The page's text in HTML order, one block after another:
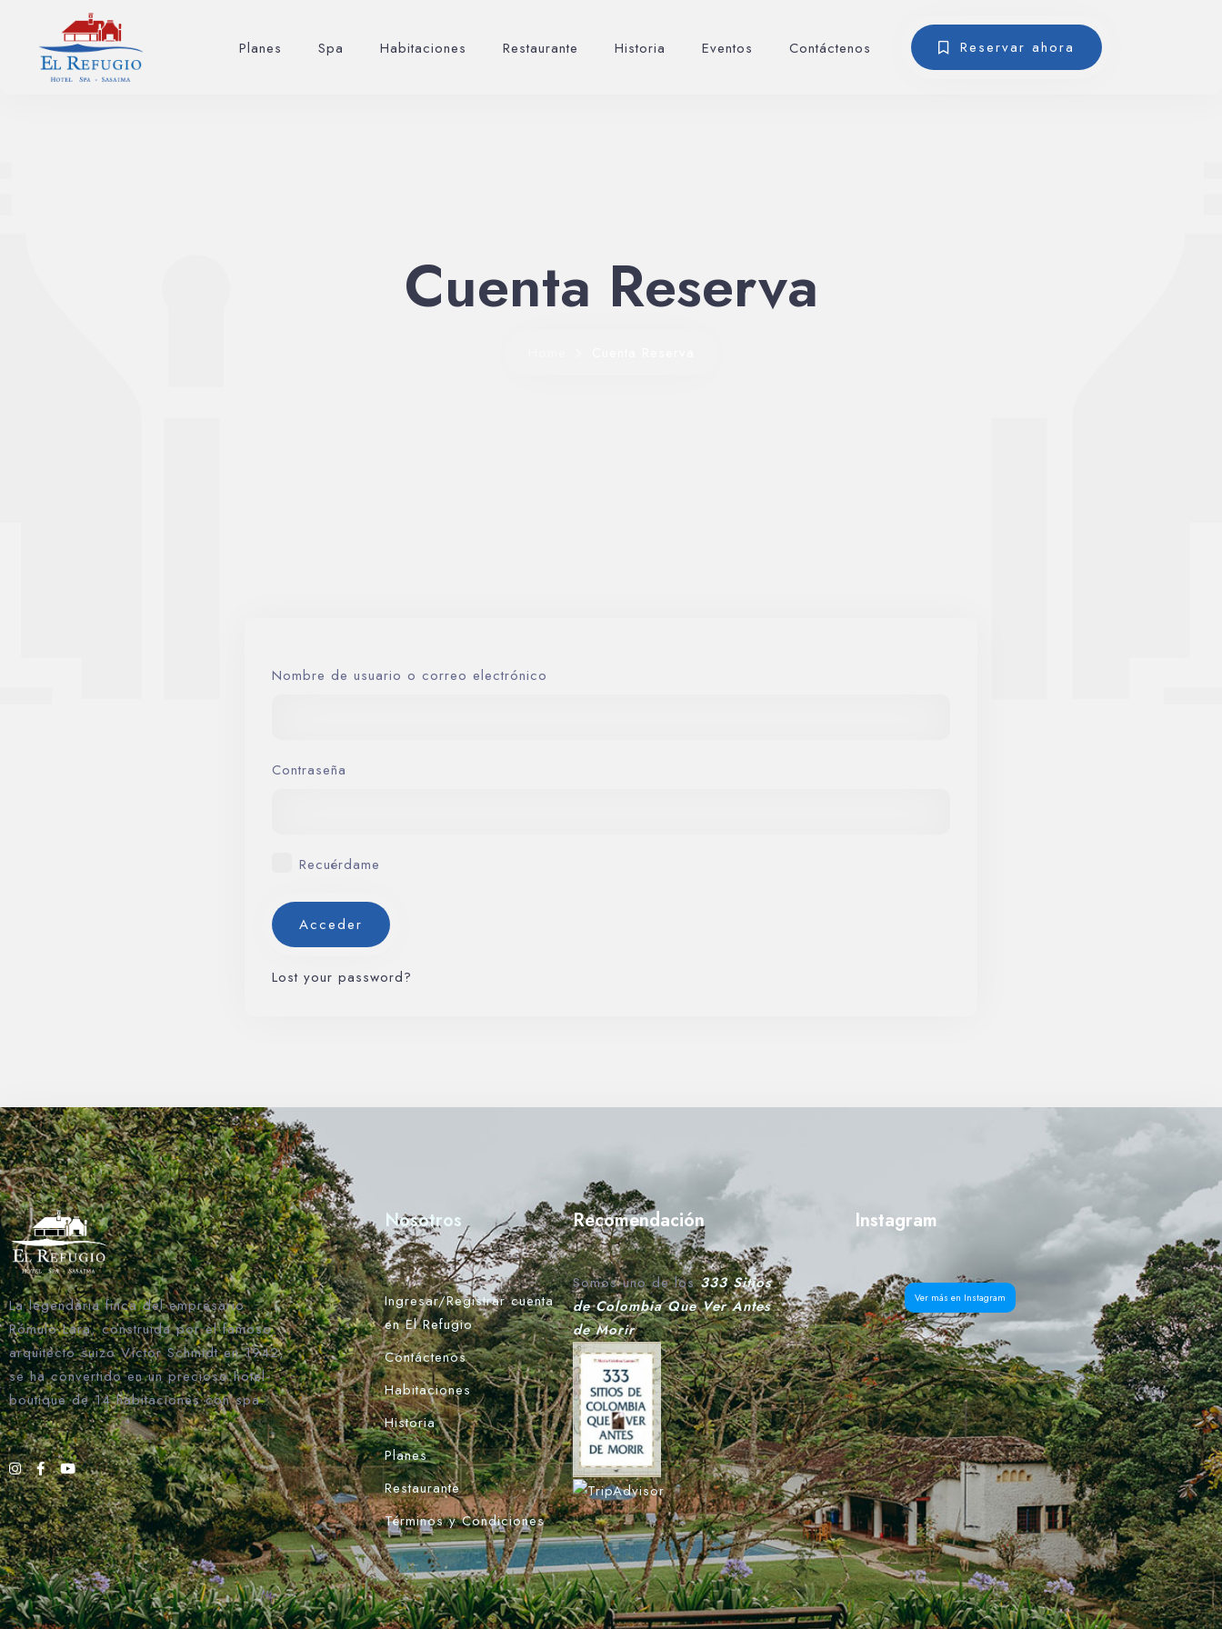
Planes Spa Habitaciones Restaurante Historia Eventos Contáctenos Reservar ahora
Cuenta Reserva
Nombre de usuario o correo electrónico
Contraseña
Recuérdame
Lost your password?
La legendaria finca del empresario
Rómulo Lara, construida por el famoso
arquitecto suizo Víctor Schmidt en 1942,
se ha convertido en un precioso hotel-
boutique de 14 habitaciones con spa.
Nosotros
Ingresar/Registrar cuenta
en El Refugio
Contáctenos
Habitaciones
Historia
Planes
Restaurante
Términos y Condiciones
Recomendación
Somos uno de los333 Sitios
de Colombia Que Ver Antes
de Morir
Instagram
Ver más en Instagram